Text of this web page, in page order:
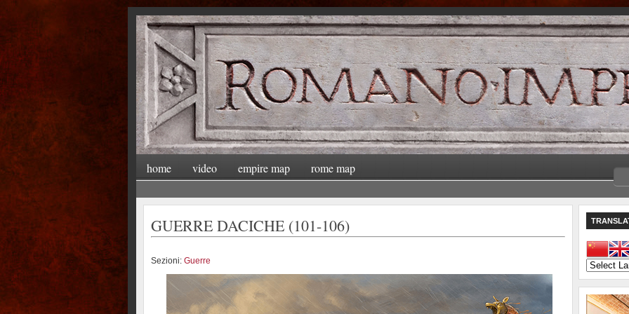
home video empire map rome map
GUERRE DACICHE (101-106)
Sezioni: Guerre